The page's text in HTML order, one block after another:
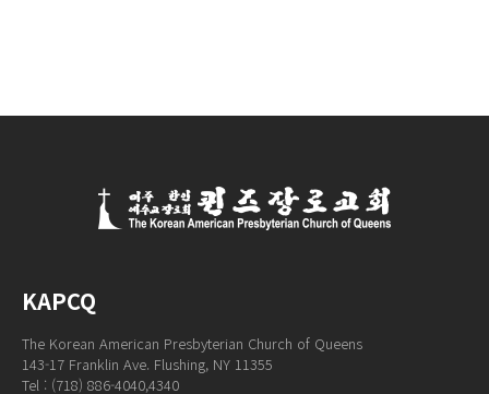
KAPCQ
The Korean American Presbyterian Church of Queens
143-17 Franklin Ave. Flushing, NY 11355
Tel : (718) 886-4040,4340